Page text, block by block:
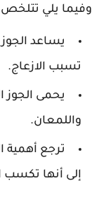
وفيما يلي تتلخص
يساعد
تسبب الازعاج.
يحمى
واللمعان.
ترجع أهمية
إلى أنها تكسب